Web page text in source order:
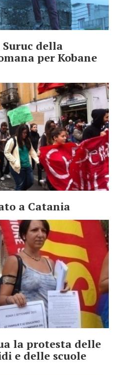
della
per Kobane
a Catania
la protesta delle
e delle scuole